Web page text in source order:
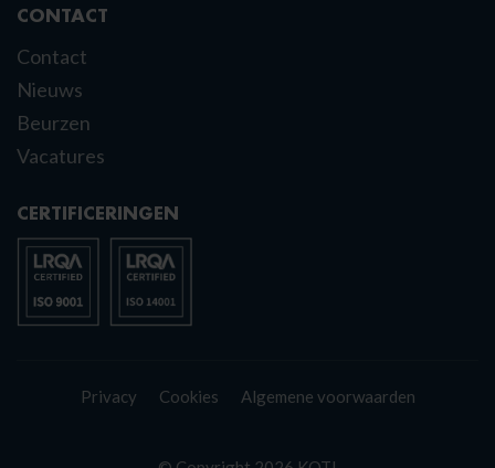
CONTACT
Contact
Nieuws
Beurzen
Vacatures
CERTIFICERINGEN
Privacy Cookies Algemene voorwaarden